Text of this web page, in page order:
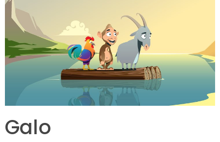
Galo